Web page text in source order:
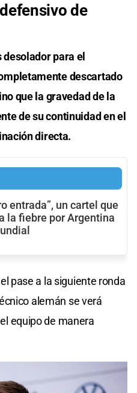
de
para el
descartado
que la gravedad de la
de su continuidad en el
directa.
entrada”, un cartel que
la fiebre por Argentina
pase a la siguiente ronda
alemán se verá
equipo de manera